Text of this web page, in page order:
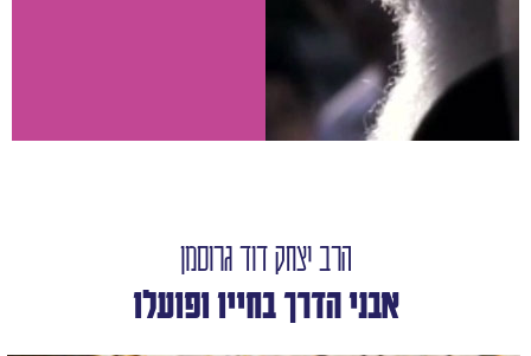
הרב יצחק דוד גרוסמן
אבני הדרך בחייו ופועלו